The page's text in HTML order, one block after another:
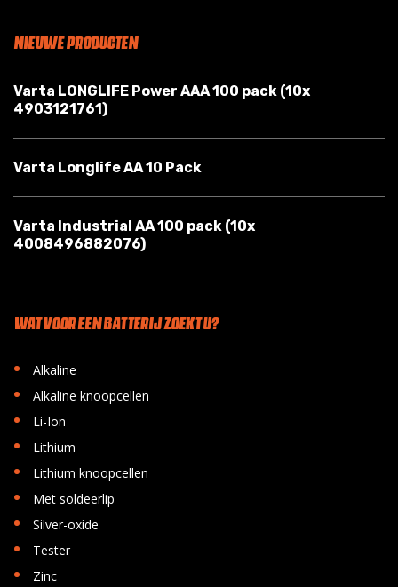
NIEUWE PRODUCTEN
Varta LONGLIFE Power AAA 100 pack (10x
4903121761)
Varta Longlife AA 10 Pack
Varta Industrial AA 100 pack (10x
4008496882076)
WAT VOOR EEN BATTERIJ ZOEKT U?
• Alkaline
• Alkaline knoopcellen
• Li-Ion
• Lithium
• Lithium knoopcellen
• Met soldeerlip
• Silver-oxide
• Tester
• Zinc